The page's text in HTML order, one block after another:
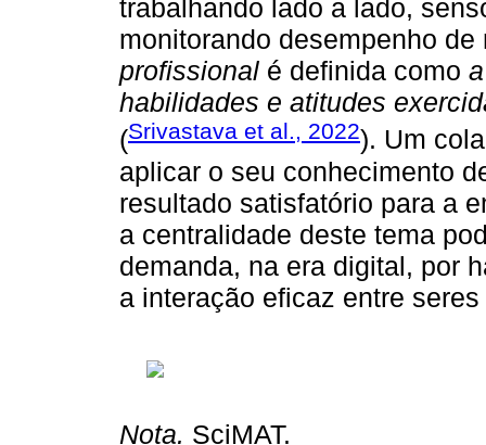
trabalhando lado a lado,
monitorando desempenho
profissional é definida como
habilidades e atitudes
(Srivastava et al., 2022). Um
aplicar o seu conhecimento
resultado satisfatório para a
a centralidade deste tema
demanda, na era digital, por
a interação eficaz entre
Nota. SciMAT.